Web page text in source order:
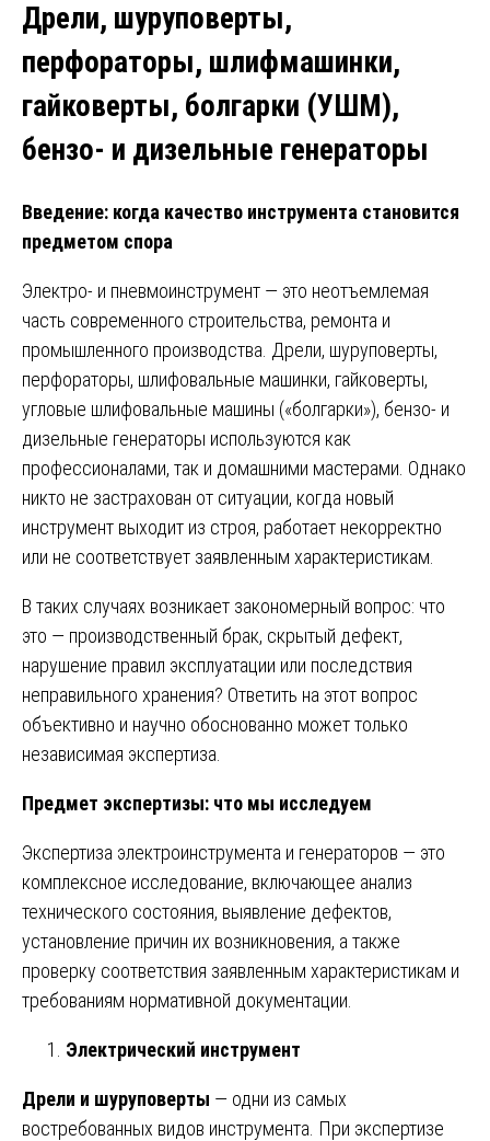
Дрели, шуруповерты,
перфораторы, шлифмашинки,
гайковерты, болгарки (УШМ),
бензо- и дизельные генераторы
Введение: когда качество инструмента становится
предметом спора
Электро- и пневмоинструмент — это неотъемлемая
часть современного строительства, ремонта и
промышленного производства. Дрели, шуруповерты,
перфораторы, шлифовальные машинки, гайковерты,
угловые шлифовальные машины («болгарки»), бензо- и
дизельные генераторы используются как
профессионалами, так и домашними мастерами. Однако
никто не застрахован от ситуации, когда новый
инструмент выходит из строя, работает некорректно
или не соответствует заявленным характеристикам.
В таких случаях возникает закономерный вопрос: что
это — производственный брак, скрытый дефект,
нарушение правил эксплуатации или последствия
неправильного хранения? Ответить на этот вопрос
объективно и научно обоснованно может только
независимая экспертиза.
Предмет экспертизы: что мы исследуем
Экспертиза электроинструмента и генераторов — это
комплексное исследование, включающее анализ
технического состояния, выявление дефектов,
установление причин их возникновения, а также
проверку соответствия заявленным характеристикам и
требованиям нормативной документации.
Электрический инструмент
Дрели и шуруповерты — одни из самых
востребованных видов инструмента. При экспертизе